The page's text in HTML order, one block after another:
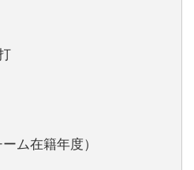
ム在籍年度）